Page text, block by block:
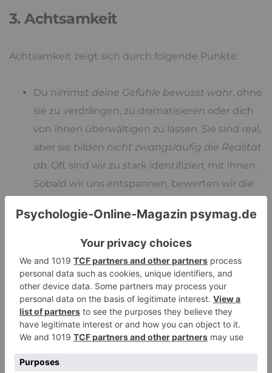
3. Achtsamkeit
Achtsamkeit zeigt sich durch folgende Punkte:
Du nimmst deine Gefühle bewusst wahr, ohne
sie zu verdrängen, zu dramatisieren oder dich
von ihnen überwältigen zu lassen. Sie sind real,
aber sie bilden nicht zwangsläufig die Realität
ab. Oft sind wir zu stark identifiziert mit ihnen.
Sobald wir uns entspannen, bewerten wir die
erkennst: „Da ist gerade
Angst/Scham/Traurigkeit“, aber du bist nicht
diese Angst etc. Sie ist nur für den Moment in
dir und geht vorüber.
Gefühle dürfen da sein, aber sie solltennicht
impulsgesteuert dein Denken und Handeln
bestimmen. Lass stattdessen eine
beobachtende Haltung in direntstehen: Du
registrierst, was in dir passiert, ohne dich darin